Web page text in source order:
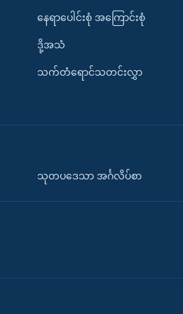
နေရာပေါင်းစုံ အကြောင်းစုံ
ဒို့အသံ
သက်တံရောင်သတင်းလွှာ
သုတပဒေသာ အင်္ဂလိပ်စာ